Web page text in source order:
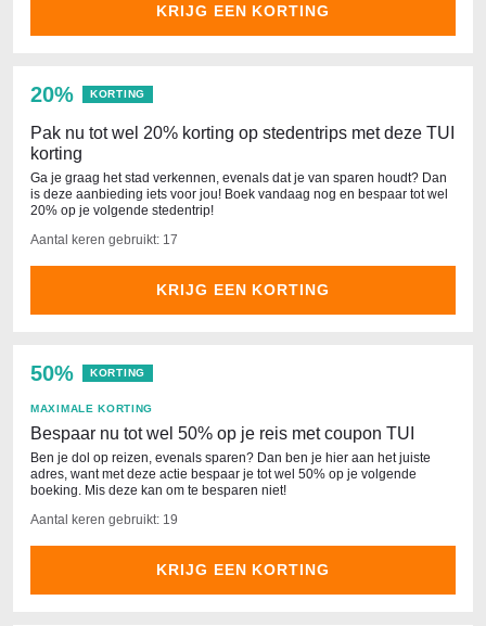
KRIJG EEN KORTING
20% KORTING
Pak nu tot wel 20% korting op stedentrips met deze TUI
korting
Ga je graag het stad verkennen, evenals dat je van sparen houdt? Dan
is deze aanbieding iets voor jou! Boek vandaag nog en bespaar tot wel
20% op je volgende stedentrip!
Aantal keren gebruikt: 17
KRIJG EEN KORTING
50% KORTING
MAXIMALE KORTING
Bespaar nu tot wel 50% op je reis met coupon TUI
Ben je dol op reizen, evenals sparen? Dan ben je hier aan het juiste
adres, want met deze actie bespaar je tot wel 50% op je volgende
boeking. Mis deze kan om te besparen niet!
Aantal keren gebruikt: 19
KRIJG EEN KORTING